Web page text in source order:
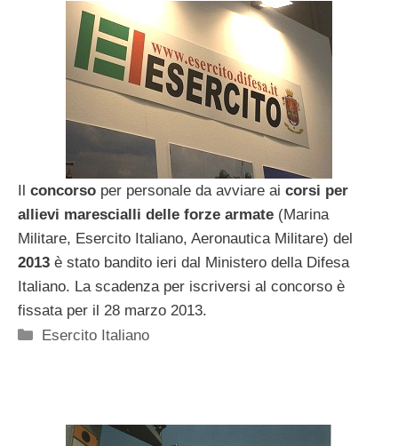
Il concorso per personale da avviare ai corsi per
allievi marescialli delle forze armate (Marina
Militare, Esercito Italiano, Aeronautica Militare) del
2013 è stato bandito ieri dal Ministero della Difesa
Italiano. La scadenza per iscriversi al concorso è
fissata per il 28 marzo 2013.
Categorie
Esercito Italiano